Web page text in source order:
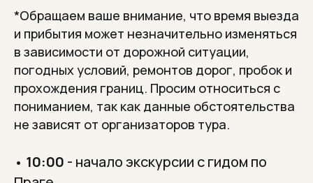
*Обращаем ваше внимание, что время выезда
и прибытия может незначительно изменяться
в зависимости от дорожной ситуации,
погодных условий, ремонтов дорог, пробок и
прохождения границ. Просим относиться с
пониманием, так как данные обстоятельства
не зависят от организаторов тура.
• 10:00 - начало экскурсии с гидом по